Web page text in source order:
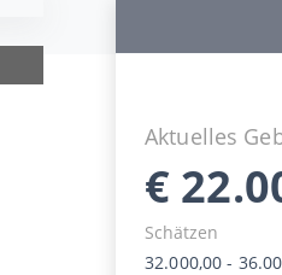
Aktuelles
€
Schätzen
32.000,00 -